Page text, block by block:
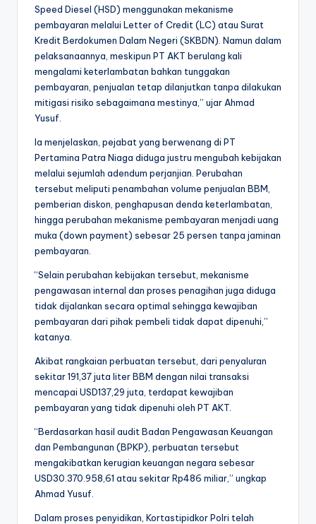
Speed Diesel (HSD) menggunakan mekanisme
pembayaran melalui Letter of Credit (LC) atau Surat
Kredit Berdokumen Dalam Negeri (SKBDN). Namun dalam
pelaksanaannya, meskipun PT AKT berulang kali
mengalami keterlambatan bahkan tunggakan
pembayaran, penjualan tetap dilanjutkan tanpa dilakukan
mitigasi risiko sebagaimana mestinya,” ujar Ahmad
Yusuf.
Ia menjelaskan, pejabat yang berwenang di PT
Pertamina Patra Niaga diduga justru mengubah kebijakan
melalui sejumlah adendum perjanjian. Perubahan
tersebut meliputi penambahan volume penjualan BBM,
pemberian diskon, penghapusan denda keterlambatan,
hingga perubahan mekanisme pembayaran menjadi uang
muka (down payment) sebesar 25 persen tanpa jaminan
pembayaran.
“Selain perubahan kebijakan tersebut, mekanisme
pengawasan internal dan proses penagihan juga diduga
tidak dijalankan secara optimal sehingga kewajiban
pembayaran dari pihak pembeli tidak dapat dipenuhi,”
katanya.
Akibat rangkaian perbuatan tersebut, dari penyaluran
sekitar 191,37 juta liter BBM dengan nilai transaksi
mencapai USD137,29 juta, terdapat kewajiban
pembayaran yang tidak dipenuhi oleh PT AKT.
“Berdasarkan hasil audit Badan Pengawasan Keuangan
dan Pembangunan (BPKP), perbuatan tersebut
mengakibatkan kerugian keuangan negara sebesar
USD30.370.958,61 atau sekitar Rp486 miliar,” ungkap
Ahmad Yusuf.
Dalam proses penyidikan, Kortastipidkor Polri telah